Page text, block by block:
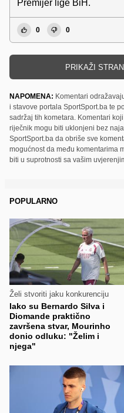
Premijer lige BiH.
0 0
PRIKAŽI
NAPOMENA: Komentari
i stavove portala SportSport.ba te
sadržaj tih kometara. Komentari
riječnik mogu biti uklonjeni bez
SportSport.ba da obriše sve
mogućnost da među komentarima
biti u suprotnosti sa vašim
POPULARNO
Želi stvoriti jaku konkurenciju
Iako su Bernardo Silva i
Diomande praktično
završena stvar, Mourinho
donio odluku: "Želim i
njega"